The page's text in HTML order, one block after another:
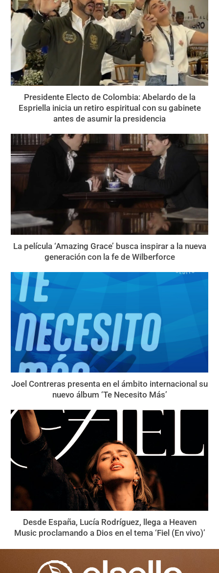
Presidente Electo de Colombia: Abelardo de la
Espriella inicia un retiro espiritual con su gabinete
antes de asumir la presidencia
La película ‘Amazing Grace’ busca inspirar a la nueva
generación con la fe de Wilberforce
Joel Contreras presenta en el ámbito internacional su
nuevo álbum ‘Te Necesito Más’
Desde España, Lucía Rodríguez, llega a Heaven
Music proclamando a Dios en el tema ‘Fiel (En vivo)’